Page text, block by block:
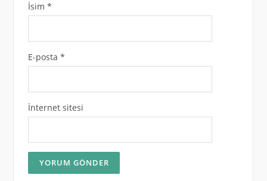
İsim *
E-posta *
İnternet sitesi